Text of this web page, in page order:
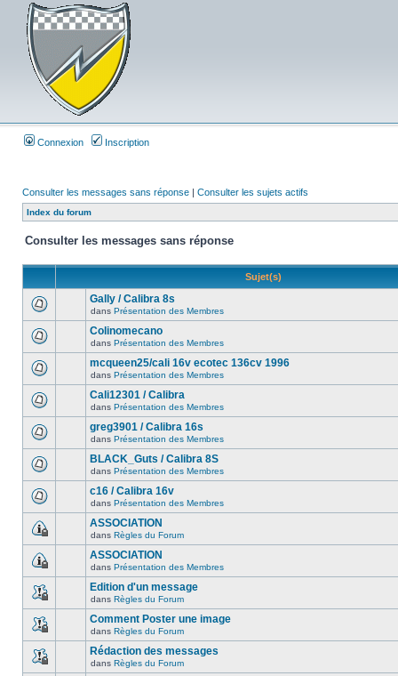
Connexion Inscription
Consulter les messages sans réponse | Consulter les sujets actifs
Index du forum
Consulter les messages sans réponse
Sujet(s)
Gally / Calibra 8s
dans Présentation des Membres
Colinomecano
dans Présentation des Membres
mcqueen25/cali 16v ecotec 136cv 1996
dans Présentation des Membres
Cali12301 / Calibra
dans Présentation des Membres
greg3901 / Calibra 16s
dans Présentation des Membres
BLACK_Guts / Calibra 8S
dans Présentation des Membres
c16 / Calibra 16v
dans Présentation des Membres
ASSOCIATION
dans Règles du Forum
ASSOCIATION
dans Présentation des Membres
Edition d'un message
dans Règles du Forum
Comment Poster une image
dans Règles du Forum
Rédaction des messages
dans Règles du Forum